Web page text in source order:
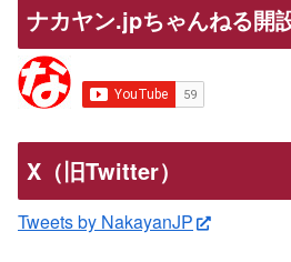
ナカヤン.jpちゃんねる開
X（旧Twitter）
Tweets by NakayanJP